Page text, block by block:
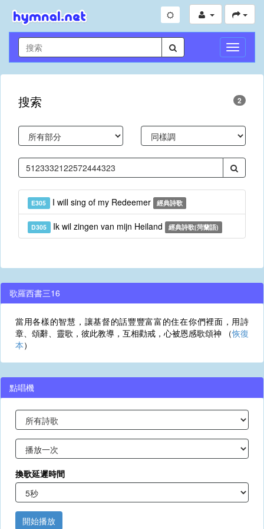
切
換
導
搜索 2
E305 I will sing of my Redeemer 經典詩歌
D305 Ik wil zingen van mijn Heiland 經典詩歌(菏蘭語)
歌羅西書三16
當用各樣的智慧，讓基督的話豐豐富富的住在你們裡面，用詩
章、頌辭、靈歌，彼此教導，互相勸戒，心被恩感歌頌神 （恢復
本）
點唱機
換歌延遲時間
開始播放